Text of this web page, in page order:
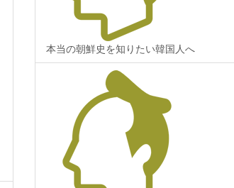
本当の朝鮮史を知りたい韓国人へ